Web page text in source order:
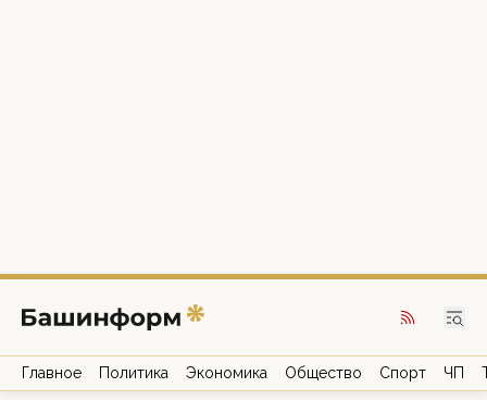
Главное Политика Экономика Общество Спорт ЧП